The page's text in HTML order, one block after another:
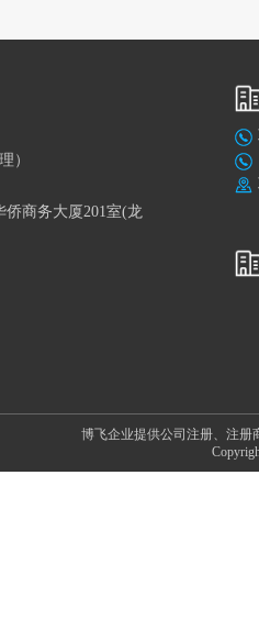
）
商务大厦201室(龙
博飞企业提供公司注册、注册